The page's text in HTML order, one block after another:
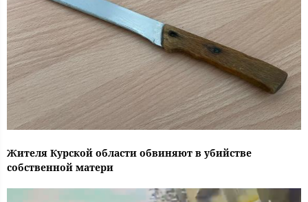
Жителя Курской области обвиняют в убийстве
собственной матери